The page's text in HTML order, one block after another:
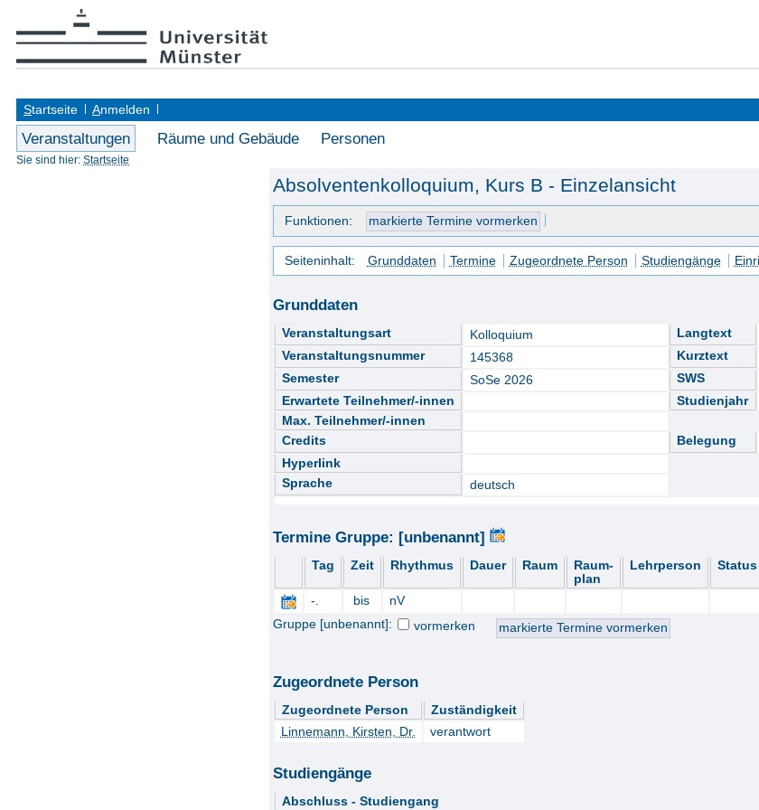
Startseite Anmelden
Veranstaltungen Räume und Gebäude Personen
Sie sind hier: Startseite
Absolventenkolloquium, Kurs B - Einzelansicht
Funktionen:
Seiteninhalt: Grunddaten Termine Zugeordnete Person Studiengänge
Grunddaten
Veranstaltungsart Kolloquium
Langtext
Veranstaltungsnummer
145368
Kurztext
Semester
SoSe 2026
SWS
Erwartete Teilnehmer/-innen
Studienjahr
Max. Teilnehmer/-innen
Credits
Belegung
Hyperlink
Sprache
deutsch
Termine Gruppe: [unbenannt]
Tag Zeit Rhythmus Dauer Raum
Raum-
plan
Lehrperson Status
-. bis
nV
Gruppe [unbenannt]:
vormerken
Zugeordnete Person
Zugeordnete Person
Zuständigkeit
Linnemann, Kirsten, Dr.
verantwort
Studiengänge
Abschluss - Studiengang